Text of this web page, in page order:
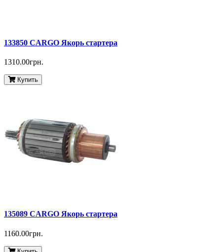
133850 CARGO Якорь стартера
1310.00грн.
Купить
135089 CARGO Якорь стартера
1160.00грн.